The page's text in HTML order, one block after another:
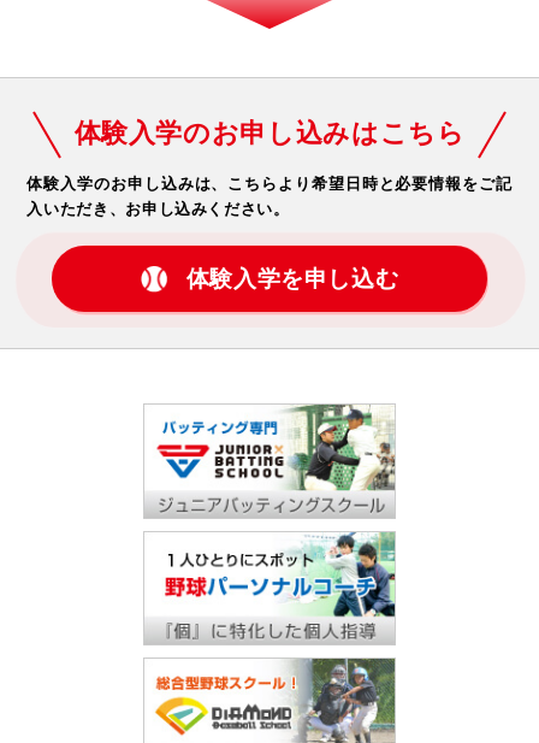
体験入学のお申し込みはこちら
体験入学のお申し込みは、こちらより希望日時と必要情報をご記
入いただき、お申し込みください。
体験入学を申し込む